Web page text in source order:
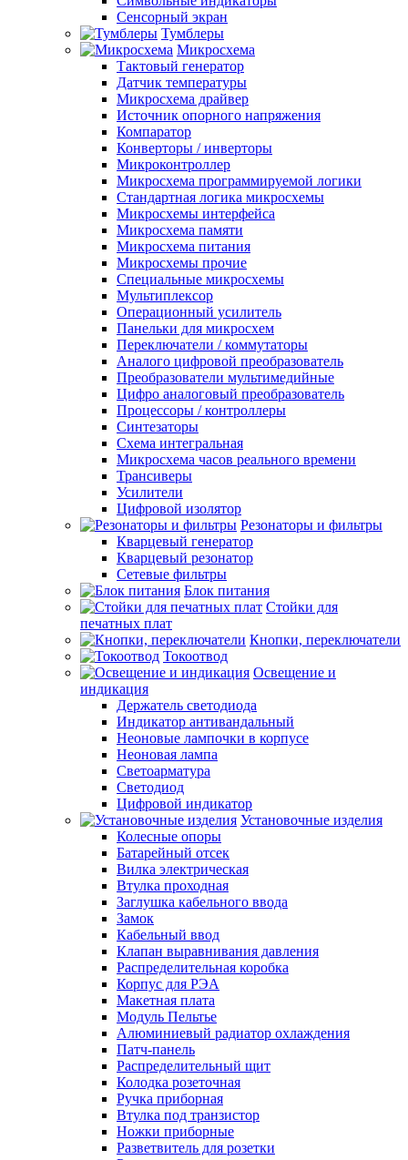
Сенсорный экран
Тумблеры
Микросхема
Тактовый генератор
Датчик температуры
Микросхема драйвер
Источник опорного напряжения
Компаратор
Конверторы / инверторы
Микроконтроллер
Микросхема программируемой логики
Стандартная логика микросхемы
Микросхемы интерфейса
Микросхема памяти
Микросхема питания
Микросхемы прочие
Специальные микросхемы
Мультиплексор
Операционный усилитель
Панельки для микросхем
Переключатели / коммутаторы
Аналого цифровой преобразователь
Преобразователи мультимедийные
Цифро аналоговый преобразователь
Процессоры / контроллеры
Синтезаторы
Схема интегральная
Микросхема часов реального времени
Трансиверы
Усилители
Цифровой изолятор
Резонаторы и фильтры
Кварцевый генератор
Кварцевый резонатор
Сетевые фильтры
Блок питания
Стойки для
печатных плат
Кнопки, переключатели
Токоотвод
Освещение и
индикация
Держатель светодиода
Индикатор антивандальный
Неоновые лампочки в корпусе
Неоновая лампа
Светоарматура
Светодиод
Цифровой индикатор
Установочные изделия
Колесные опоры
Батарейный отсек
Вилка электрическая
Втулка проходная
Заглушка кабельного ввода
Замок
Кабельный ввод
Клапан выравнивания давления
Распределительная коробка
Корпус для РЭА
Макетная плата
Модуль Пельтье
Алюминиевый радиатор охлаждения
Патч-панель
Распределительный щит
Колодка розеточная
Ручка приборная
Втулка под транзистор
Ножки приборные
Разветвитель для розетки